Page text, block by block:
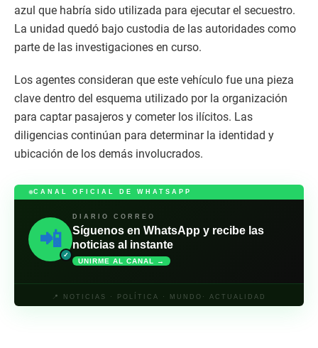
azul que habría sido utilizada para ejecutar el secuestro.
La unidad quedó bajo custodia de las autoridades como
parte de las investigaciones en curso.
Los agentes consideran que este vehículo fue una pieza
clave dentro del esquema utilizado por la organización
para captar pasajeros y cometer los ilícitos. Las
diligencias continúan para determinar la identidad y
ubicación de los demás involucrados.
CANAL OFICIAL DE WHATSAPP
📲
✓
DIARIO CORREO
Síguenos en WhatsApp y recibe las
noticias al instante
UNIRME AL CANAL →
📍 NOTICIAS · POLÍTICA · MUNDO· ACTUALIDAD